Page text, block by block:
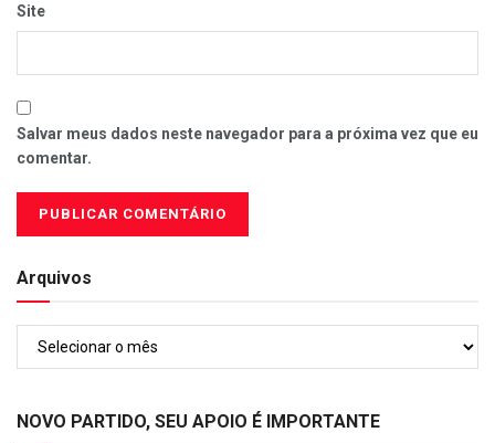
Site
Salvar meus dados neste navegador para a próxima vez que eu
comentar.
Arquivos
Arquivos
NOVO PARTIDO, SEU APOIO É IMPORTANTE